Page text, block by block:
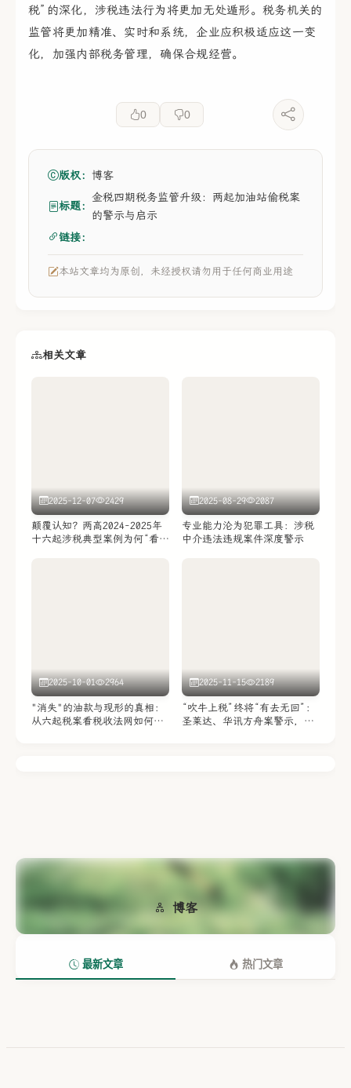
税”的深化，涉税违法行为将更加无处遁形。税务机关的
监管将更加精准、实时和系统，企业应积极适应这一变
化，加强内部税务管理，确保合规经营。
0 0
版权： 博客
标题：
金税四期税务监管升级：两起加油站偷税案
的警示与启示
链接：
本站文章均为原创，未经授权请勿用于任何商业用途
相关文章
2025-12-07 2429
颠覆认知？两高2024-2025年
十六起涉税典型案例为何“看似
2025-08-29 2087
专业能力沦为犯罪工具：涉税
中介违法违规案件深度警示
2025-10-01 2964
"消失"的油款与现形的真相：
从六起税案看税收法网如何疏
2025-11-15 2189
“吹牛上税”终将“有去无回”：
圣莱达、华讯方舟案警示，虚
博客
最新文章 热门文章